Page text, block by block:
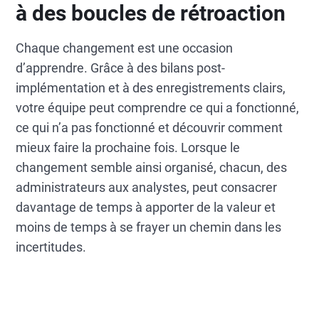
à des boucles de rétroaction
Chaque changement est une occasion
d’apprendre. Grâce à des bilans post-
implémentation et à des enregistrements clairs,
votre équipe peut comprendre ce qui a fonctionné,
ce qui n’a pas fonctionné et découvrir comment
mieux faire la prochaine fois. Lorsque le
changement semble ainsi organisé, chacun, des
administrateurs aux analystes, peut consacrer
davantage de temps à apporter de la valeur et
moins de temps à se frayer un chemin dans les
incertitudes.